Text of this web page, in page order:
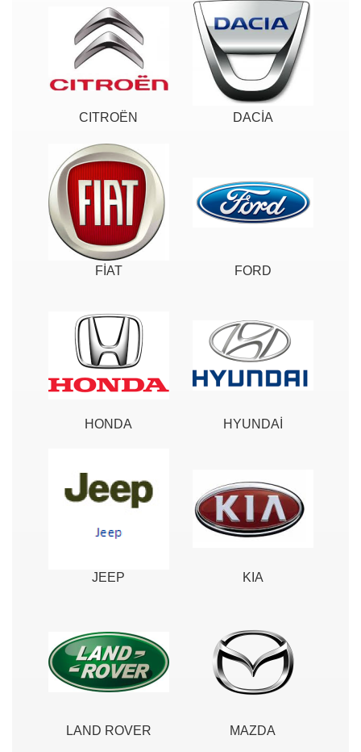
CITROËN DACİA
FİAT FORD
HONDA HYUNDAİ
JEEP KIA
LAND ROVER MAZDA